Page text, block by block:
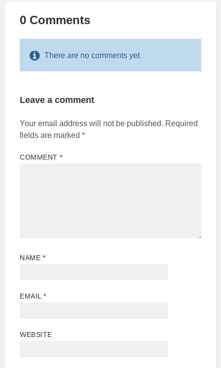
0 Comments
There are no comments yet
Leave a comment
Your email address will not be published. Required
fields are marked *
COMMENT*
NAME *
EMAIL*
WEBSITE